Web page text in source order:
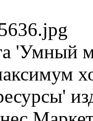
'Умный